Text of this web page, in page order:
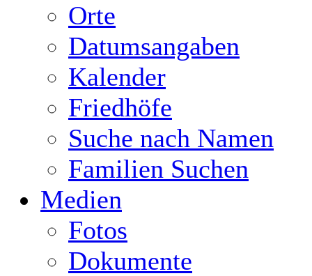
Orte
Datumsangaben
Kalender
Friedhöfe
Suche nach Namen
Familien Suchen
Medien
Fotos
Dokumente